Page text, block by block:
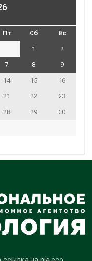
Пт Сб Вс
1 2
7 8 9
14 15 16
21 22 23
28 29 30